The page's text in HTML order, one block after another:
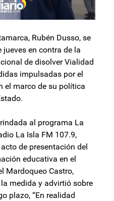
Rubén Dusso, se
en contra de la
de disolver Vialidad
impulsadas por el
el marco de su política
al programa La
La Isla FM 107.9,
de presentación del
educativa en el
Mardoqueo Castro,
medida y advirtió sobre
plazo, “En realidad